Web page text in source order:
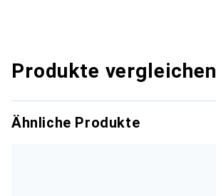
Produkte vergleichen
Ähnliche Produkte